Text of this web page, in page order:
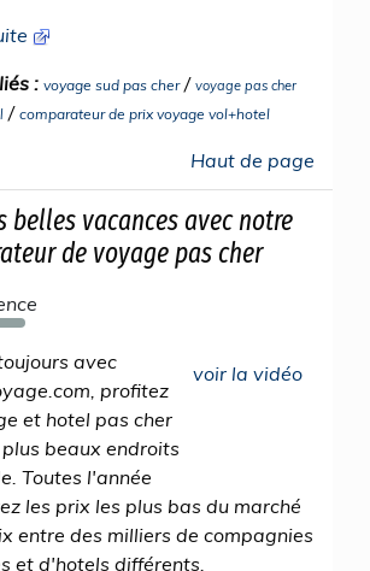
: voyage sud pas cher/ voyage pas cher
/ comparateur de prix voyage vol+hotel
Haut de page
belles vacances avec notre
de voyage pas cher
voir la vidéo
avec
profitez
et hotel pas cher
beaux endroits
Toutes l'année
les prix les plus bas du marché
entre des milliers de compagnies
et d'hotels différents.